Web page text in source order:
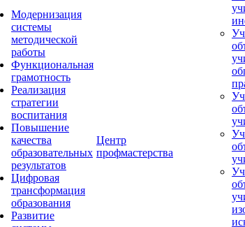
Модернизация
системы
методической
работы
Функциональная
грамотность
Реализация
стратегии
воспитания
Повышение
качества
образовательных
результатов
Цифровая
трансформация
образования
Развитие
Центр
профмастерства